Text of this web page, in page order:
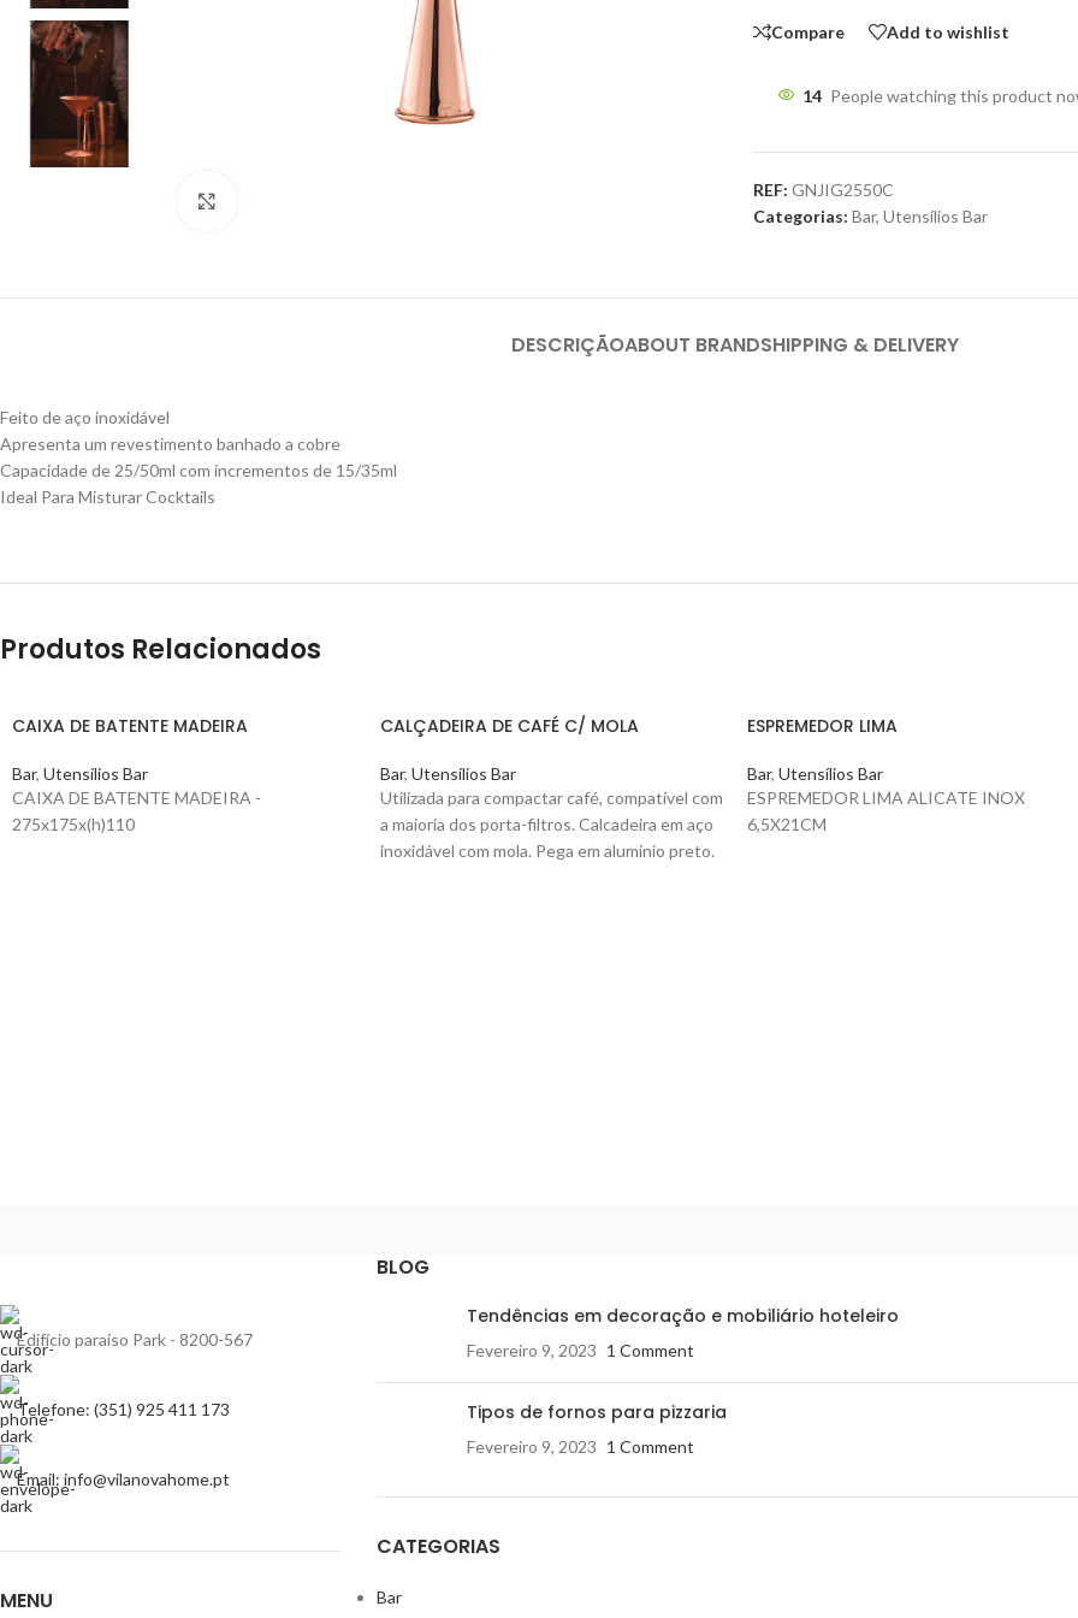
Compare Add to wishlist
14 People watching this product
REF: GNJIG2550C
Categorias: Bar, Utensílios Bar
DESCRIÇÃOABOUT BRANDSHIPPING & DELIVERY
Feito de aço inoxidável
Apresenta um revestimento banhado a cobre
Capacidade de 25/50ml com incrementos de 15/35ml
Ideal Para Misturar Cocktails
Produtos Relacionados
CAIXA DE BATENTE MADEIRA
Bar, Utensílios Bar
CAIXA DE BATENTE MADEIRA -
275x175x(h)110
CALÇADEIRA DE CAFÉ C/ MOLA
Bar, Utensílios Bar
Utilizada para compactar café, compatível com
a maioria dos porta-filtros. Calcadeira em aço
inoxidável com mola. Pega em alumínio preto.
ESPREMEDOR LIMA
Bar, Utensílios Bar
ESPREMEDOR LIMA ALICATE INOX
6,5X21CM
Edifício paraíso Park - 8200-567
Telefone: (351) 925 411 173
Email: info@vilanovahome.pt
MENU
BLOG
Tendências em decoração e mobiliário hoteleiro
Fevereiro 9, 2023 1 Comment
Tipos de fornos para pizzaria
Fevereiro 9, 2023 1 Comment
CATEGORIAS
Bar